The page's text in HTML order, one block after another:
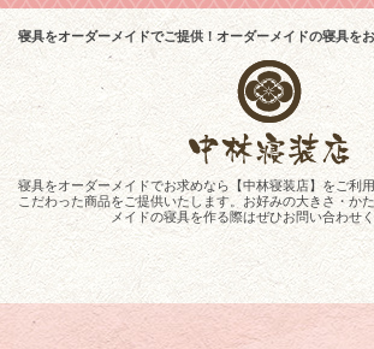
寝具をオーダーメイドでご提供！オーダーメイドの寝具を
寝具をオーダーメイドでお求めなら【中林寝装店】をご利
こだわった商品をご提供いたします。お好みの大きさ・か
メイドの寝具を作る際はぜひお問い合わせく